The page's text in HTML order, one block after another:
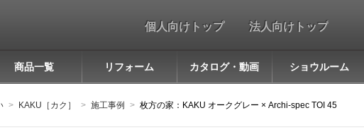
個人向けトップ 法人向けトップ
商品一覧 リフォーム カタログ・動画 ショウルーム
KAKU［カク］ 施工事例 枚方の家：KAKU オークグレー × Archi-spec TOI 45